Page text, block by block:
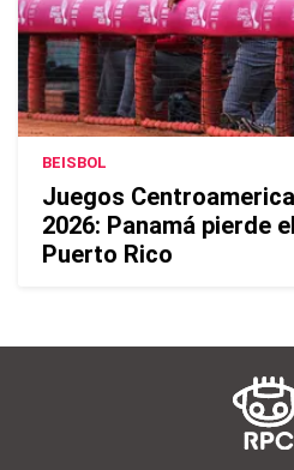
BEISBOL
Juegos
2026: Panamá pierde
Puerto Rico